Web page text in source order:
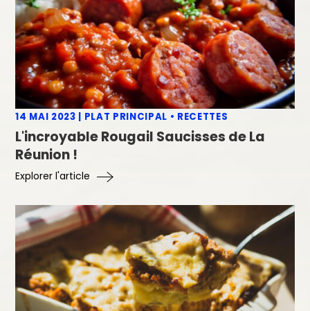
14 MAI 2023 | PLAT PRINCIPAL • RECETTES
L'incroyable Rougail Saucisses de La
Réunion !
Explorer l'article